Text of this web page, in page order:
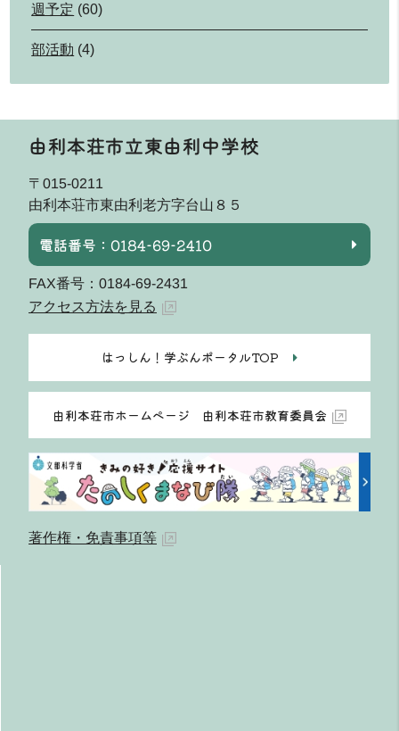
週予定 (60)
部活動 (4)
由利本荘市立東由利中学校
〒015-0211
由利本荘市東由利老方字台山８５
電話番号：0184-69-2410
FAX番号：0184-69-2431
アクセス方法を見る
はっしん！学ぶんポータルTOP
由利本荘市ホームページ 由利本荘市教育委員会
著作権・免責事項等